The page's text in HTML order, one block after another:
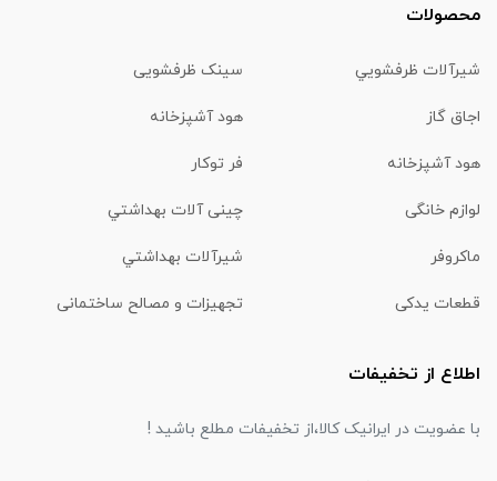
محصولات
شیرآلات ظرفشويي سینک ظرفشویی
اجاق گاز هود آشپزخانه
هود آشپزخانه فر توکار
لوازم خانگی چینی آلات بهداشتي
ماكروفر شیرآلات بهداشتي
قطعات یدکی تجهیزات و مصالح ساختمانی
اطلاع از تخفیفات
با عضویت در ایرانیک کالا،از تخفیفات مطلع باشید !